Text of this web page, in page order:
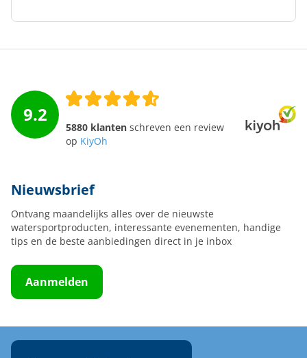
9.2
5880 klanten schreven een review
op KiyOh
Nieuwsbrief
Ontvang maandelijks alles over de nieuwste
watersportproducten, interessante evenementen, handige
tips en de beste aanbiedingen direct in je inbox
Aanmelden